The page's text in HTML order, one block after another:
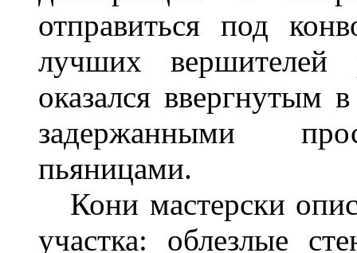
отправиться под
лучших вершителей
оказался ввергнутым
задержанными
пьяницами.
Кони мастерски
участка: облезлые